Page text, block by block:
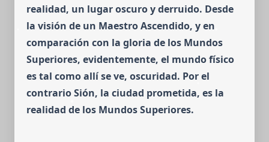
realidad, un lugar oscuro y derruido. Desde
la visión de un Maestro Ascendido, y en
comparación con la gloria de los Mundos
Superiores, evidentemente, el mundo físico
es tal como allí se ve, oscuridad. Por el
contrario Sión, la ciudad prometida, es la
realidad de los Mundos Superiores.